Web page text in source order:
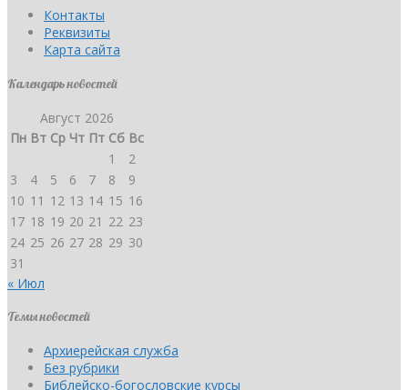
Контакты
Реквизиты
Карта сайта
Календарь новостей
Август 2026
Пн Вт Ср Чт Пт Сб Вс
1
2
3
4 5 6 7 8
9
10 11 12 13 14 15 16
17 18 19 20 21 22 23
24 25 26 27 28 29 30
31
« Июл
Темы новостей
Архиерейская служба
Без рубрики
Библейско-богословские курсы